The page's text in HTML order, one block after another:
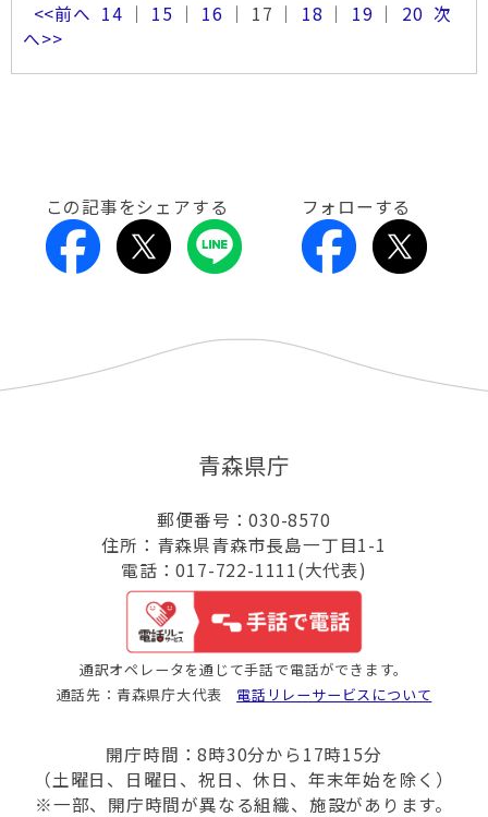
<<前へ 14 ｜ 15 ｜ 16 ｜ 17 ｜ 18 ｜ 19 ｜ 20 次
へ>>
この記事をシェアする フォローする
青森県庁
郵便番号：030-8570
住所：青森県青森市長島一丁目1-1
電話：017-722-1111(大代表)
通訳オペレータを通じて手話で電話ができます。
通話先：青森県庁大代表 電話リレーサービスについて
開庁時間：8時30分から17時15分
（土曜日、日曜日、祝日、休日、年末年始を除く）
※一部、開庁時間が異なる組織、施設があります。